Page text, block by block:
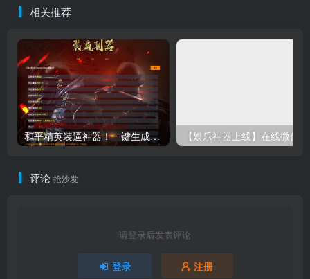
相关推荐
和平精英装逼神器！一键生成彩色字体代码单页源码下载｜手机电脑即用-卓创源码网
评论 抢沙发
请登录后发表评论
登录 注册